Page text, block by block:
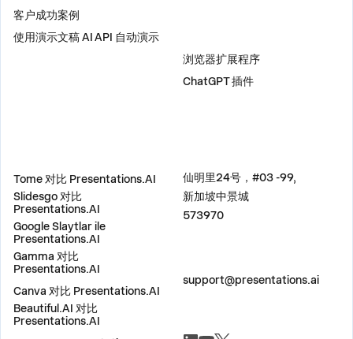
客户成功案例
使用演示文稿 AI API 自动演示
浏览器扩展程序
ChatGPT 插件
Tome 对比 Presentations.AI
Slidesgo 对比
Presentations.AI
Google Slaytlar ile
Presentations.AI
Gamma 对比
Presentations.AI
Canva 对比 Presentations.AI
Beautiful.AI 对比
Presentations.AI
仙明里24号，#03 -99,
新加坡中景城
573970
support@presentations.ai